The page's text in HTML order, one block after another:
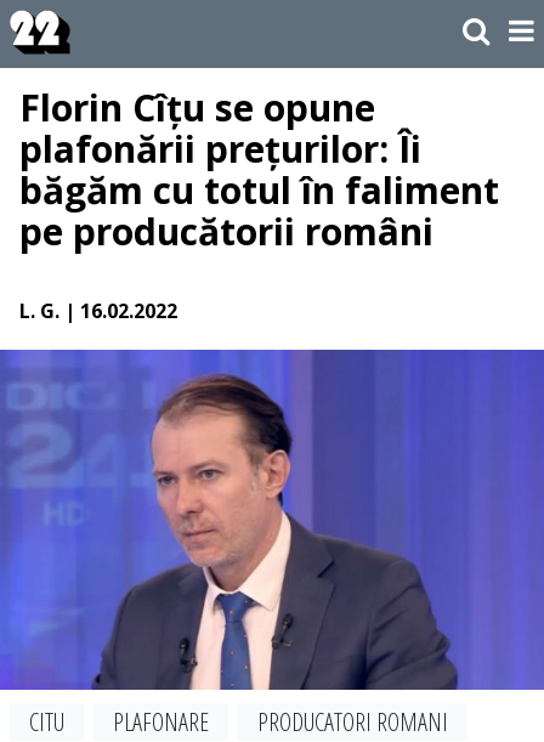
Florin Cîțu se opune
plafonării prețurilor: Îi
băgăm cu totul în faliment
pe producătorii români
L. G. | 16.02.2022
CITU PLAFONARE
PRODUCATORI ROMANI